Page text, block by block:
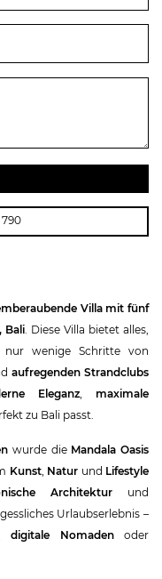
790
Villa mit fünf
Bali . Diese Villa bietet alles,
wenige Schritte von
aufregenden Strandclubs
Eleganz
maximale
zu Bali passt.
wurde die Mandala Oasis
Kunst, Natur und Lifestyle
Architektur und
Urlaubserlebnis –
digitale Nomadenoder